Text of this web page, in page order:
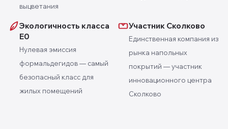
выцветания
Экологичность класса
E0
Нулевая эмиссия
формальдегидов — самый
безопасный класс для
жилых помещений
Участник Сколково
Единственная компания из
рынка напольных
покрытий — участник
инновационного центра
Сколково